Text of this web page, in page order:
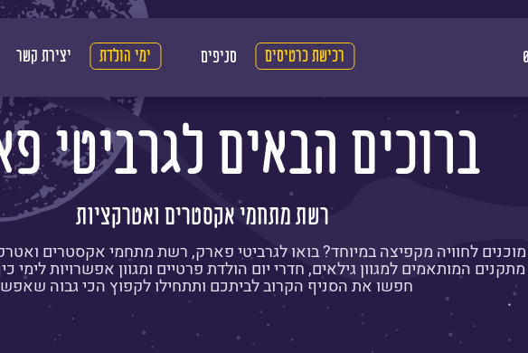
רכישת כרטיסים סניפים ימי הולדת יצירת קשר
ברוכים הבאים לגרביטי
רשת מתחמי אקסטרים ואטרקציות
מוכנים לחוויה מקפיצה במיוחד? בואו לגרביטי פארק, רשת מתחמי אקסטרים
המותאמים למגוון גילאים, חדרי יום הולדת פרטיים ומגוון אפשרויות לימי
חפשו את הסניף הקרוב לביתכם ותתחילו לקפוץ הכי גבוה